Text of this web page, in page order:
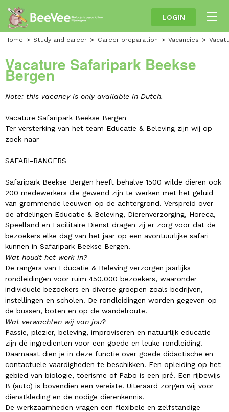
LOGIN
Home Study and career Career preparation Vacancies
Vacature Safaripark Beekse
Bergen
Note: this vacancy is only available in Dutch.
Vacature Safaripark Beekse Bergen
Ter versterking van het team Educatie & Beleving zijn wij op
zoek naar
SAFARI-RANGERS
Safaripark Beekse Bergen heeft behalve 1500 wilde dieren ook
200 medewerkers die gewend zijn te werken met het geluid
van grommende leeuwen op de achtergrond. Verspreid over
de afdelingen Educatie & Beleving, Dierenverzorging, Horeca,
Speelland en Facilitaire Dienst dragen zij er zorg voor dat de
bezoekers elke dag van het jaar op een avontuurlijke safari
kunnen in Safaripark Beekse Bergen.
Wat houdt het werk in?
De rangers van Educatie & Beleving verzorgen jaarlijks
rondleidingen voor ruim 450.000 bezoekers, waaronder
individuele bezoekers en diverse groepen zoals bedrijven,
instellingen en scholen. De rondleidingen worden gegeven op
de bussen, boten en op de wandelroute.
Wat verwachten wij van jou?
Passie, plezier, beleving, improviseren en natuurlijk educatie
zijn dé ingrediënten voor een goede en leuke rondleiding.
Daarnaast dien je in deze functie over goede didactische en
contactuele vaardigheden te beschikken. Een opleiding op het
gebied van biologie, toerisme of Pabo is een pré. Een rijbewijs
B (auto) is bovendien een vereiste. Uiteraard zorgen wij voor
dienstkleding en de nodige dierenkennis.
De werkzaamheden vragen een flexibele en zelfstandige